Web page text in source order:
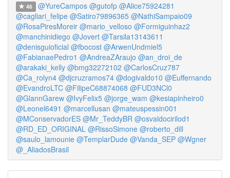
46 @YureCampos @gutofp @Alice75924281
@cagliari_felipe @Satiro79896365 @NathiSampaio09
@RosaPiresMoreir @mario_velloso @Formiguinhaz2
@manchinidiego @Jovert @Tarsila13143611
@denisguioficial @fbocost @ArwenUndmiel5
@FabianaePedro1 @AndreaZAraujo @an_droi_de
@arakaki_kelly @bmg32272102 @CarlosCruz787
@Ca_rolyn4 @djcruzramos74 @dogivaldo10 @Euffernando
@EvandroLTC @FilipeC68874068 @FUD3NCl0
@GlannGarew @IvyFelix5 @jorge_wam @kesiapinheiro0
@Leonel6491 @marcellusan @mateuspessin001
@MConservadorES @Mr_TeddyBR @osvaldocirilod1
@RD_ED_ORIGINAL @RissoSimone @roberto_dill
@saulo_lamounie @TemplarDude @Vanda_SEP @Wgner
@_AliadosBrasil